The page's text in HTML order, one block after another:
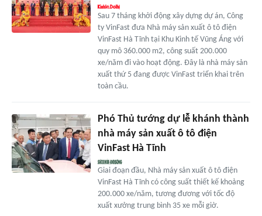
Sau 7 tháng khởi động xây dựng dự án, Công
ty VinFast đưa Nhà máy sản xuất ô tô điện
VinFast Hà Tĩnh tại Khu Kinh tế Vũng Áng với
quy mô 360.000 m2, công suất 200.000
xe/năm đi vào hoạt động. Đây là nhà máy sản
xuất thứ 5 đang được VinFast triển khai trên
toàn cầu.
Phó Thủ tướng dự lễ khánh thành
nhà máy sản xuất ô tô điện
VinFast Hà Tĩnh
Giai đoạn đầu, Nhà máy sản xuất ô tô điện
VinFast Hà Tĩnh có công suất thiết kế khoảng
200.000 xe/năm, tương đương với tốc độ
xuất xưởng trung bình 35 xe mỗi giờ.